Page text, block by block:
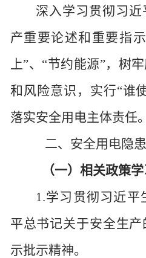
深入学习贯彻习
产重要论述和重要指
上”、“节约能源”，树
和风险意识，实行“谁
落实安全用电主体责任。
二、安全用电隐
（一）相关政策
1.学习贯彻习近平
平总书记关于安全生
示批示精神。